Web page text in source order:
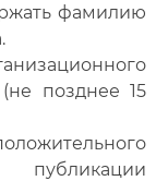
фамилию
позднее 15